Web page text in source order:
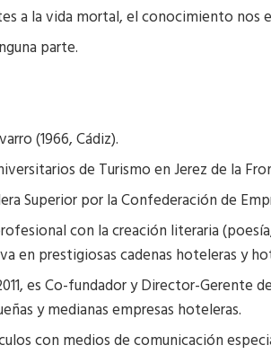
a la vida mortal, el conocimiento nos
parte.
(1966, Cádiz).
de Turismo en Jerez de la
Superior por la Confederación de
con la creación literaria
en prestigiosas cadenas hoteleras y
es Co-fundador y Director-Gerente
y medianas empresas hoteleras.
con medios de comunicación